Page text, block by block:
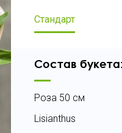
Стандарт
Состав букета:
Роза 50 см
Lisianthus